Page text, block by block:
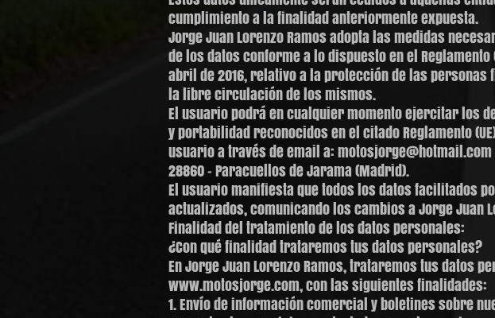
cumplimiento a la finalidad anteriormente expuesta.
Jorge Juan Lorenzo Ramos adopta las medidas
de los datos conforme a lo dispuesto en el Reglamento
abril de 2016, relativo a la protección de las
la libre circulación de los mismos.
El usuario podrá en cualquier momento ejercitar los
y portabilidad reconocidos en el citado Reglamento
usuario a través de email a:
28860 - Paracuellos de Jarama (Madrid).
El usuario manifiesta que todos los datos facilitados
actualizados, comunicando los cambios a Jorge Juan
Finalidad del tratamiento de los datos personales:
¿Con qué finalidad trataremos tus datos personales?
En Jorge Juan Lorenzo Ramos, trataremos tus datos
www.motosjorge.com, con las siguientes finalidades:
1. Envío de información comercial y boletines sobre